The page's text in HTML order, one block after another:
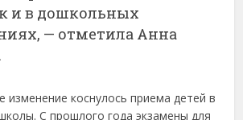
и в дошкольных
— отметила Анна
коснулось приема детей в
С прошлого года экзамены для